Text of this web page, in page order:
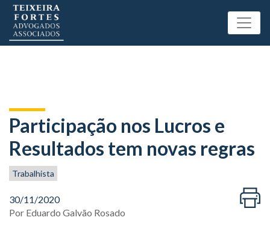
Participação nos Lucros e
Resultados tem novas regras
Trabalhista
30/11/2020
Por Eduardo Galvão Rosado